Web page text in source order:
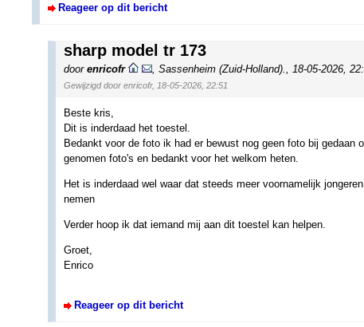
Reageer op dit bericht
sharp model tr 173
door enricofr Sassenheim (Zuid-Holland). 18-05-2026,
Gewijzigd door enricofr, 18-05-2026, 22:51
Beste kris,
Dit is inderdaad het toestel.
Bedankt voor de foto ik had er bewust nog geen foto bij
genomen foto's en bedankt voor het welkom heten.
Het is inderdaad wel waar dat steeds meer voornamelijk
nemen
Verder hoop ik dat iemand mij aan dit toestel kan helpen.
Groet,
Enrico
Reageer op dit bericht